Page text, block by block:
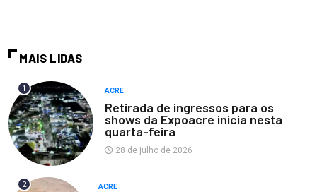
MAIS LIDAS
1 ACRE
Retirada de ingressos para os
shows da Expoacre inicia nesta
quarta-feira
28 de julho de 2026
2 ACRE